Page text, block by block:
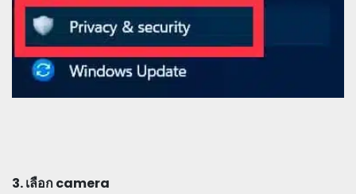
3. เลือก camera